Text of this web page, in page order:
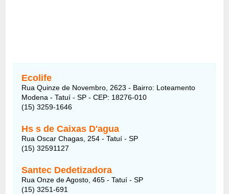
Ecolife
Rua Quinze de Novembro, 2623 - Bairro: Loteamento
Modena - Tatuí - SP - CEP: 18276-010
(15) 3259-1646
Hs s de Caixas D'agua
Rua Oscar Chagas, 254 - Tatuí - SP
(15) 32591127
Santec Dedetizadora
Rua Onze de Agosto, 465 - Tatuí - SP
(15) 3251-691